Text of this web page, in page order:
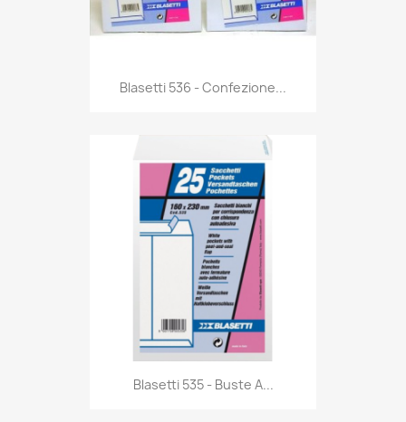
Anteprima
Blasetti 536 - Confezione...
Anteprima
Blasetti 535 - Buste A...